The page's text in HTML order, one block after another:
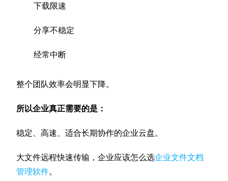
下载限速
分享不稳定
经常中断
整个团队效率会明显下降。
所以企业真正需要的是：
稳定、高速、适合长期协作的企业云盘。
大文件远程快速传输，企业应该怎么选企业文件文档
管理软件。